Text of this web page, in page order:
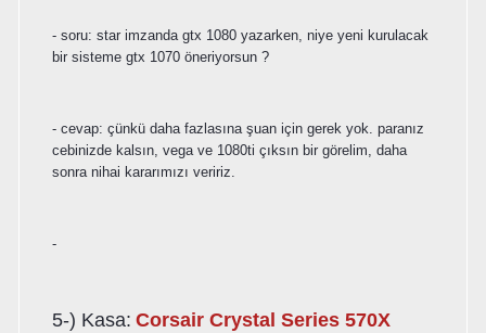
- soru: star imzanda gtx 1080 yazarken, niye yeni kurulacak
bir sisteme gtx 1070 öneriyorsun ?
- cevap: çünkü daha fazlasına şuan için gerek yok. paranız
cebinizde kalsın, vega ve 1080ti çıksın bir görelim, daha
sonra nihai kararımızı veririz.
-
5-) Kasa: Corsair Crystal Series 570X